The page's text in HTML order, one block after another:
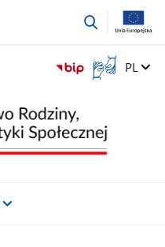
przejdź
Otwórz
okno
języka
migowego
Zmień
PL